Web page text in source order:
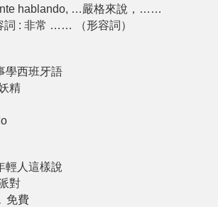
hablando, …嚴格來說，……
詞 : 非常 …… （形容詞）
學⻄班牙語
精
輕⼈這樣說
對
免費